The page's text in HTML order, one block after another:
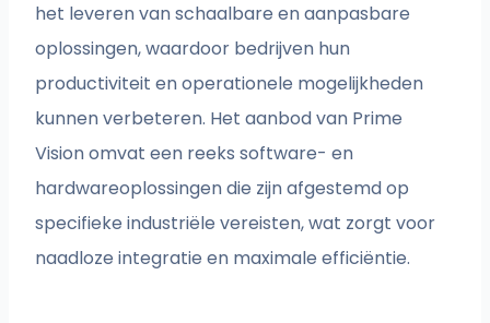
het leveren van schaalbare en aanpasbare
oplossingen, waardoor bedrijven hun
productiviteit en operationele mogelijkheden
kunnen verbeteren. Het aanbod van Prime
Vision omvat een reeks software- en
hardwareoplossingen die zijn afgestemd op
specifieke industriële vereisten, wat zorgt voor
naadloze integratie en maximale efficiëntie.